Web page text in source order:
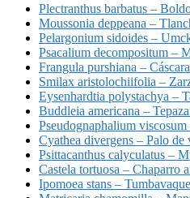
Plectranthus barbatus –
Moussonia deppeana –
Pelargonium sidoides –
Psacalium decompositum –
Frangula purshiana –
Smilax aristolochiifolia –
Eysenhardtia polystachya –
Buddleia americana –
Pseudognaphalium
Cyathea divergens – Palo de
Psittacanthus calyculatus –
Castela tortuosa – Chaparro
Ipomoea stans –